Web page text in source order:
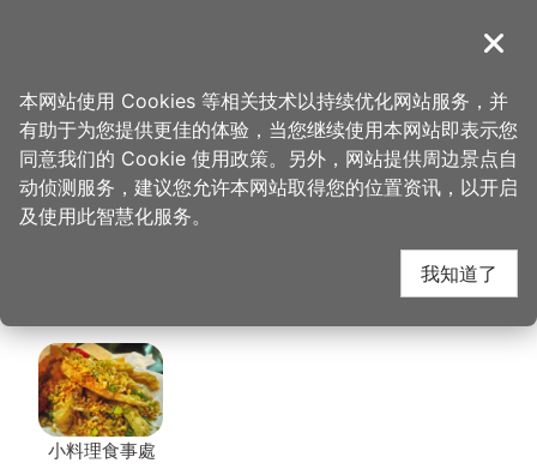
導覽
首页 > 想去的地方 > 美食、购物 > Jo's Corner Café
Jo's Corner Café 周边
店家
小料理食事處
关闭
本网站使用 Cookies 等相关技术以持续优化网站服务，并
有助于为您提供更佳的体验，当您继续使用本网站即表示您
同意我们的 Cookie 使用政策。另外，网站提供周边景点自
动侦测服务，建议您允许本网站取得您的位置资讯，以开启
及使用此智慧化服务。
我知道了